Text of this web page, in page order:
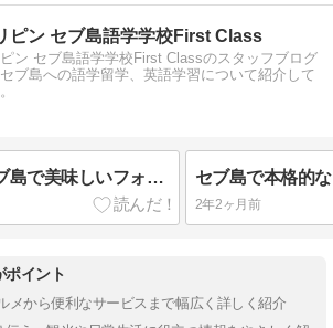
ピン セブ島語学学校First Class
ン セブ島語学学校First Classのスタッフブログ
ブ島への語学留学、英語学習について紹介して
【PHAT PHO】セブ島で美味しいフォーを食べるならココ！
2年2ヶ月前
ポイント
メから便利なサービスまで幅広く詳しく紹介